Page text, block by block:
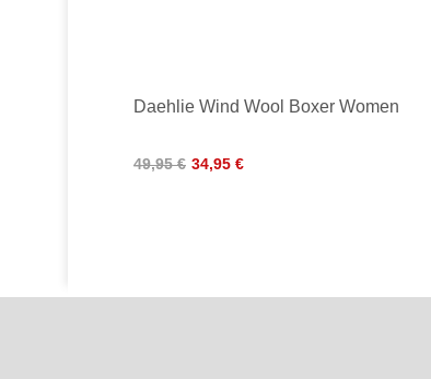
Daehlie Wind Wool Boxer Women
49,95 € 34,95 €